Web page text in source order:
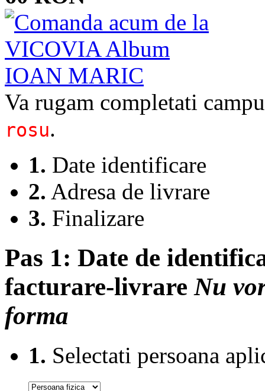
Dan Verona
Va rugam completati
rosu.
1. Date identificare
2. Adresa de livrare
3. Finalizare
Pas 1: Date de
facturare-livrareNu
forma
1. Selectati persoana